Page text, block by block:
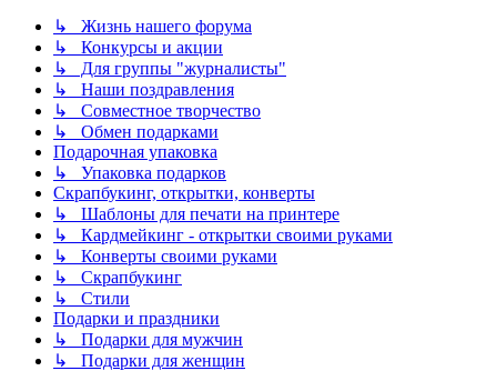
↳ Жизнь нашего форума
↳ Конкурсы и акции
↳ Для группы "журналисты"
↳ Наши поздравления
↳ Совместное творчество
↳ Обмен подарками
Подарочная упаковка
↳ Упаковка подарков
Скрапбукинг, открытки, конверты
↳ Шаблоны для печати на принтере
↳ Кардмейкинг - открытки своими руками
↳ Конверты своими руками
↳ Скрапбукинг
↳ Стили
Подарки и праздники
↳ Подарки для мужчин
↳ Подарки для женщин